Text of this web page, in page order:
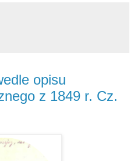
opisu
z 1849 r. Cz.